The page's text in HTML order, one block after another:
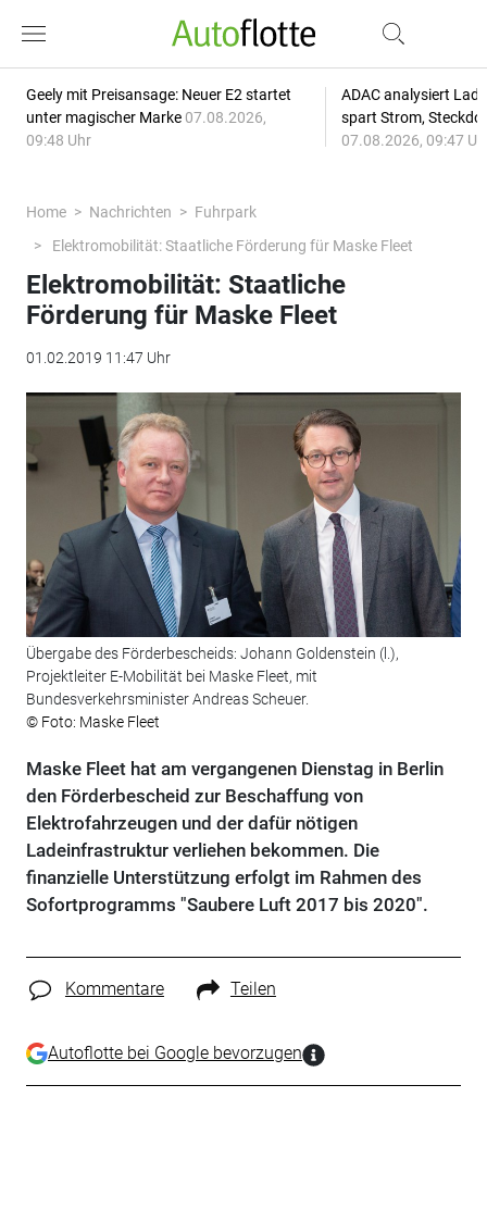
Geely mit Preisansage: Neuer E2 startet
unter magischer Marke 07.08.2026,
09:48 Uhr
ADAC analysiert
spart Strom,
07.08.2026, 09:47
Home Nachrichten
Fuhrpark
Elektromobilität: Staatliche Förderung für Maske Fleet
Elektromobilität: Staatliche
Förderung für Maske Fleet
01.02.2019 11:47 Uhr
Übergabe des Förderbescheids: Johann Goldenstein (l.),
Projektleiter E-Mobilität bei Maske Fleet, mit
Bundesverkehrsminister Andreas Scheuer.
© Foto: Maske Fleet
Maske Fleet hat am vergangenen Dienstag in Berlin
den Förderbescheid zur Beschaffung von
Elektrofahrzeugen und der dafür nötigen
Ladeinfrastruktur verliehen bekommen. Die
finanzielle Unterstützung erfolgt im Rahmen des
Sofortprogramms "Saubere Luft 2017 bis 2020".
Kommentare Teilen
Autoflotte bei Google bevorzugen